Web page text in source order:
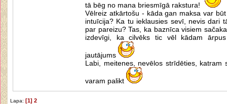
tā bēg no mana briesmīgā rakstura!
Vēlreiz atkārtošu - kāda gan maksa var
intuīcija? Ka tu ieklausies sevī, nevis dari
par pareizu? Tas, ka baznīca visiem
izdevīgi, ka cilvēks tic vēl kādam
jautājums
Labi, meitenes, nevēlos strīdēties, katram
varam palikt
Lapa: [1] 2